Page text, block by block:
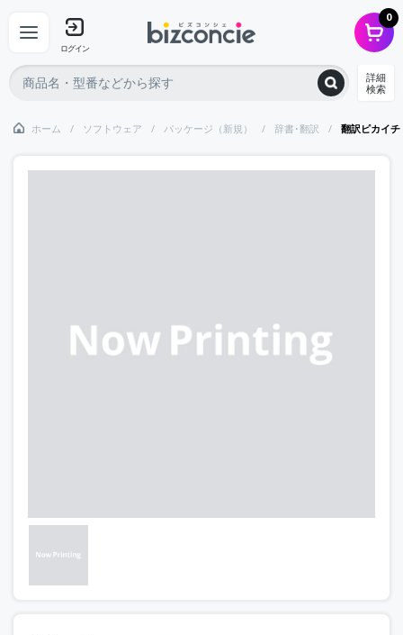
ログイン
0
詳細
検索
ホーム ソフトウェア パッケージ（新規） 辞書･翻訳 翻訳ピカイ